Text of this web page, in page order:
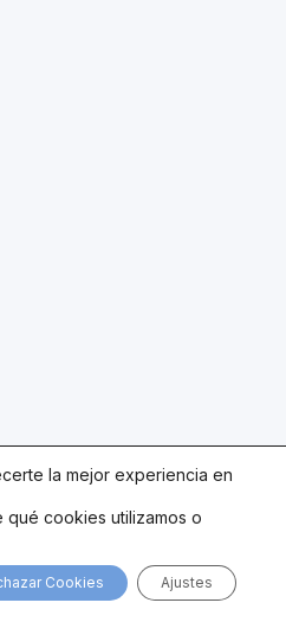
la mejor experiencia en
qué cookies utilizamos o
Cookies Ajustes